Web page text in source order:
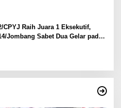
CPYJ Raih Juara 1 Eksekutif,
Jombang Sabet Dua Gelar pada